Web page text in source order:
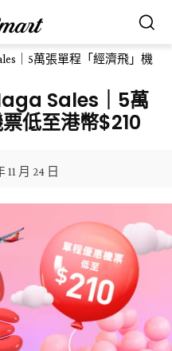
｜5萬張單程「經濟飛」機
Sales｜5萬
低至港幣$210
11 月 24 日